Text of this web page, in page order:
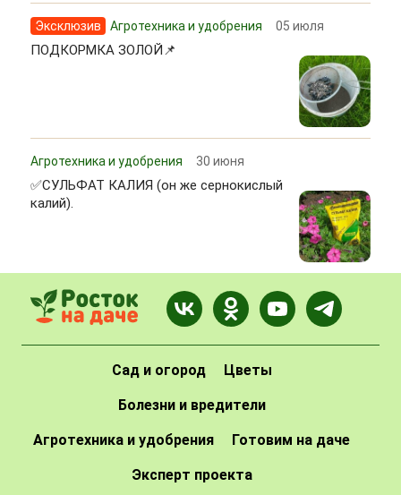
Эксклюзив Агротехника и удобрения 05 июля
ПОДКОРМКА ЗОЛОЙ📌
Агротехника и удобрения 30 июня
✅СУЛЬФАТ КАЛИЯ (он же сернокислый
калий).
Сад и огород Цветы
Болезни и вредители
Агротехника и удобрения Готовим на даче
Эксперт проекта